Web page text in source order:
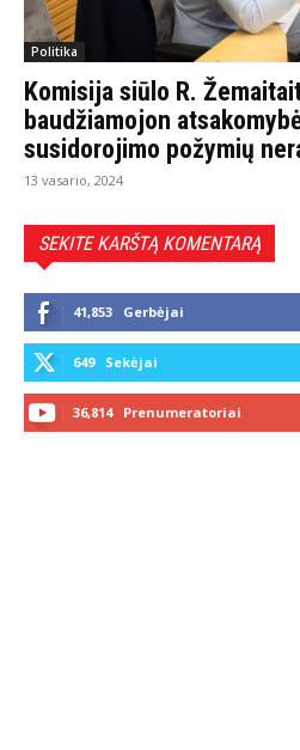
Politika
Komisija siūlo R.
baudžiamojon
susidorojimo požymių
13 vasario, 2024
SEKITE KARŠTĄ KOMENTARĄ
41,853 Gerbėjai
649 Sekėjai
36,814 Prenumeratoriai